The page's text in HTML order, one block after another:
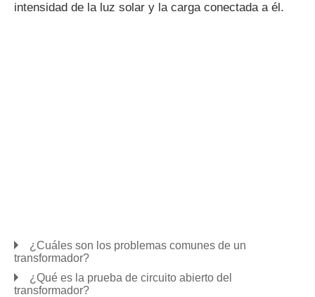
intensidad de la luz solar y la carga conectada a él.
¿Cuáles son los problemas comunes de un
transformador?
¿Qué es la prueba de circuito abierto del
transformador?